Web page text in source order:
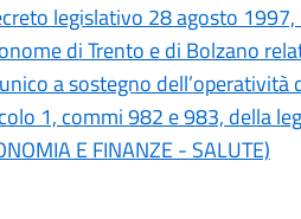
legislativo 28 agosto 1997,
di Trento e di Bolzano
a sostegno dell’operatività
1, commi 982 e 983, della
E FINANZE - SALUTE)